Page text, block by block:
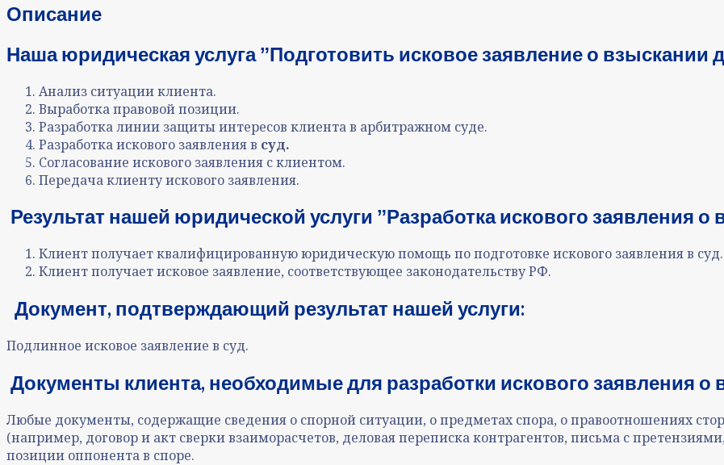
Описание
Наша юридическая услуга ˮПодготовить исковое заявление о взыскании
Анализ ситуации клиента.
Выработка правовой позиции.
Разработка линии защиты интересов клиента в арбитражном суде.
Разработка искового заявления в суд.
Согласование искового заявления с клиентом.
Передача клиенту искового заявления.
Результат нашей юридической услуги ˮРазработка искового заявления о
Клиент получает квалифицированную юридическую помощь по подготовке искового заявления в суд.
Клиент получает исковое заявление, соответствующее законодательству РФ.
Документ, подтверждающий результат нашей услуги:
Подлинное исковое заявление в суд.
Документы клиента, необходимые для разработки искового заявления о
Любые документы, содержащие сведения о спорной ситуации, о предметах спора, о правоотношениях
(например, договор и акт сверки взаиморасчетов, деловая переписка контрагентов, письма с
позиции оппонента в споре.